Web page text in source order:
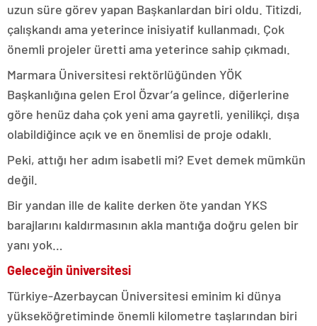
uzun süre görev yapan Başkanlardan biri oldu. Titizdi,
çalışkandı ama yeterince inisiyatif kullanmadı. Çok
önemli projeler üretti ama yeterince sahip çıkmadı.
Marmara Üniversitesi rektörlüğünden YÖK
Başkanlığına gelen Erol Özvar’a gelince, diğerlerine
göre henüz daha çok yeni ama gayretli, yenilikçi, dışa
olabildiğince açık ve en önemlisi de proje odaklı.
Peki, attığı her adım isabetli mi? Evet demek mümkün
değil.
Bir yandan ille de kalite derken öte yandan YKS
barajlarını kaldırmasının akla mantığa doğru gelen bir
yanı yok…
Geleceğin üniversitesi
Türkiye-Azerbaycan Üniversitesi eminim ki dünya
yükseköğretiminde önemli kilometre taşlarından biri